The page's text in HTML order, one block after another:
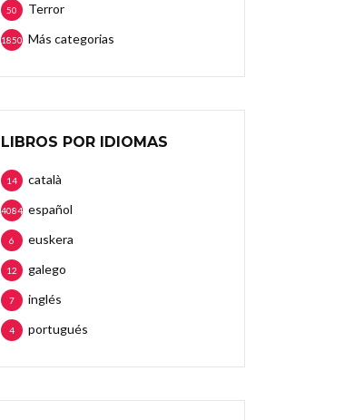
Terror
50
Más categorias
1850
LIBROS POR IDIOMAS
català
14
español
4084
euskera
6
galego
12
inglés
7
portugués
4